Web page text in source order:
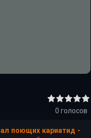
0 голосов
поющих кариатид -